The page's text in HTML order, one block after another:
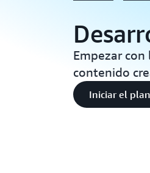
Empezar
contenido
Iniciar el